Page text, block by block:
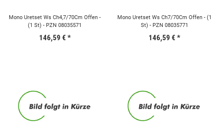
Mono Uretset Ws Ch4,7/70Cm Offen -
(1 St) - PZN 08035571
146,59 € *
Mono Uretset Ws Ch7/70Cm Offen - (1
St) - PZN 08035771
146,59 € *